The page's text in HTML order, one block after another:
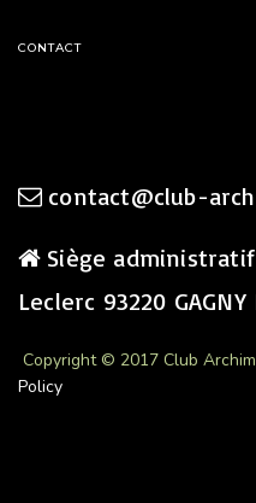
CONTACT
contact@club-
Siège
Leclerc 93220
Copyright © 2017 Club
Policy